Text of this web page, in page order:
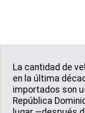
La cantidad de
en la última
importados son
República